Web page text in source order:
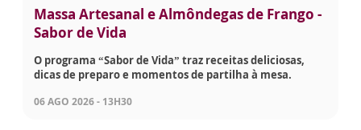
Massa Artesanal e Almôndegas de Frango -
Sabor de Vida
O programa “Sabor de Vida” traz receitas deliciosas,
dicas de preparo e momentos de partilha à mesa.
06 AGO 2026 - 13H30